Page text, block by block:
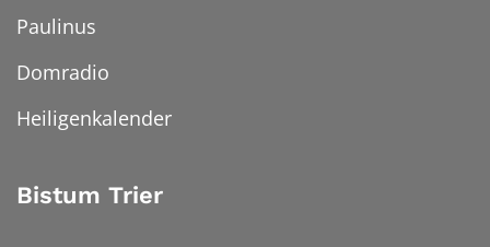
Paulinus
Domradio
Heiligenkalender
Bistum Trier